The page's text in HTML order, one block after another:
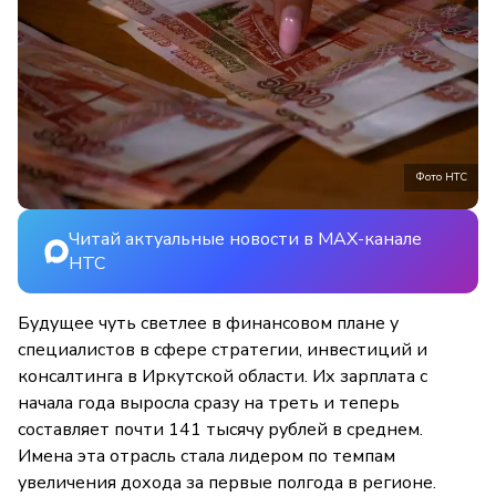
Фото НТС
Читай актуальные новости в MAX-канале
НТС
Будущее чуть светлее в финансовом плане у
специалистов в сфере стратегии, инвестиций и
консалтинга в Иркутской области. Их зарплата с
начала года выросла сразу на треть и теперь
составляет почти 141 тысячу рублей в среднем.
Имена эта отрасль стала лидером по темпам
увеличения дохода за первые полгода в регионе.